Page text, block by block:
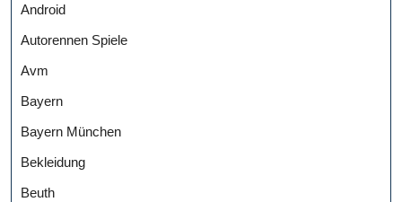
Android
Autorennen Spiele
Avm
Bayern
Bayern München
Bekleidung
Beuth